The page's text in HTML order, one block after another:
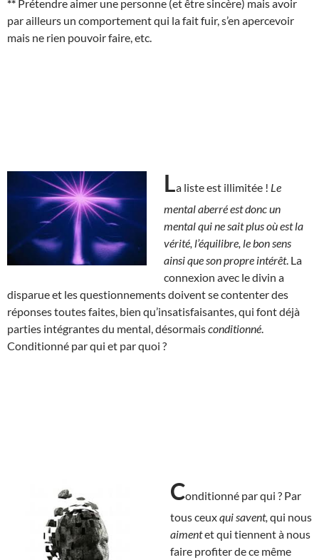
** Prétendre aimer une personne (et être sincère) mais avoir
par ailleurs un comportement qui la fait fuir, s’en apercevoir
mais ne rien pouvoir faire, etc.
La liste est illimitée ! Le
mental aberré est donc un
mental qui ne sait plus où est la
vérité, l’équilibre, le bon sens
ainsi que son propre intérêt. La
connexion avec le divin a
disparue et les questionnements doivent se contenter des
réponses toutes faites, bien qu’insatisfaisantes, qui font déjà
parties intégrantes du mental, désormaisconditionné
Conditionné par qui et par quoi ?
Conditionné par qui ? Par
tous ceuxqui savent, qui nous
aimentet qui tiennent à nous
faire profiter de ce même